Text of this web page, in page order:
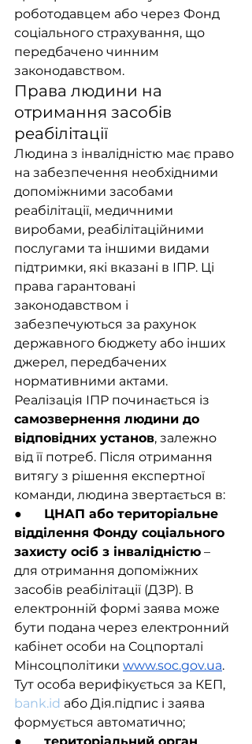
роботодавцем або через Фонд
соціального страхування, що
передбачено чинним
законодавством.
Права людини на
отримання засобів
реабілітації
Людина з інвалідністю має право
на забезпечення необхідними
допоміжними засобами
реабілітації, медичними
виробами, реабілітаційними
послугами та іншими видами
підтримки, які вказані в ІПР. Ці
права гарантовані
законодавством і
забезпечуються за рахунок
державного бюджету або інших
джерел, передбачених
нормативними актами.
Реалізація ІПР починається із
самозвернення людини до
відповідних установ, залежно
від її потреб. Після отримання
витягу з рішення експертної
команди, людина звертається в:
● ЦНАП або територіальне
відділення Фонду соціального
захисту осіб з інвалідністю –
для отримання допоміжних
засобів реабілітації (ДЗР). В
електронній формі заява може
бути подана через електронний
кабінет особи на Соцпорталі
Мінсоцполітики www.soc.gov.ua.
Тут особа верифікується за КЕП,
bank.id або Дія.підпис і заява
формується автоматично;